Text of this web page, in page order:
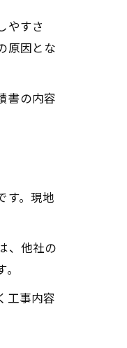
やすさ
原因とな
書の内容
す。現地
、他社の
工事内容